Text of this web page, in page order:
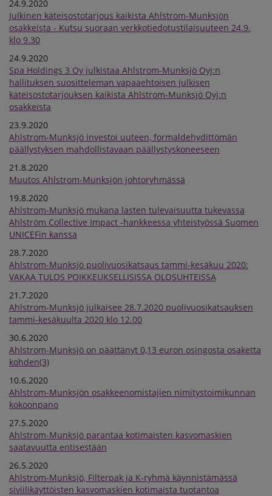
24.9.2020
Julkinen käteisostotarjous kaikista Ahlstrom-Munksjön
osakkeista - Kutsu suoraan verkkotiedotustilaisuuteen 24.9.
klo 9.30
24.9.2020
Spa Holdings 3 Oy julkistaa Ahlstrom-Munksjö Oyj:n
hallituksen suositteleman vapaaehtoisen julkisen
käteisostotarjouksen kaikista Ahlstrom-Munksjö Oyj:n
osakkeista
23.9.2020
Ahlstrom-Munksjö investoi uuteen, formaldehydittömän
päällystyksen mahdollistavaan päällystyskoneeseen
21.8.2020
Muutos Ahlstrom-Munksjön johtoryhmässä
19.8.2020
Ahlstrom-Munksjö mukana lasten tulevaisuutta tukevassa
Ahlström Collective Impact -hankkeessa yhteistyössä Suomen
UNICEFin kanssa
28.7.2020
Ahlstrom-Munksjö puolivuosikatsaus tammi-kesäkuu 2020:
VAKAA TULOS POIKKEUKSELLISISSA OLOSUHTEISSA
21.7.2020
Ahlstrom-Munksjö julkaisee 28.7.2020 puolivuosikatsauksen
tammi-kesäkuulta 2020 klo 12.00
30.6.2020
Ahlstrom-Munksjö on päättänyt 0,13 euron osingosta osaketta
kohden(3)
10.6.2020
Ahlstrom-Munksjön osakkeenomistajien nimitystoimikunnan
kokoonpano
27.5.2020
Ahlstrom-Munksjö parantaa kotimaisten kasvomaskien
saatavuutta entisestään
26.5.2020
Ahlstrom-Munksjö, Filterpak ja K-ryhmä käynnistämässä
siviilikäyttöisten kasvomaskien kotimaista tuotantoa